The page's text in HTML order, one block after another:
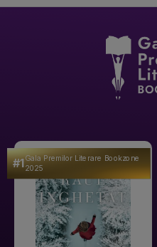
#1Gala Premilor Literare Bookzone
2025